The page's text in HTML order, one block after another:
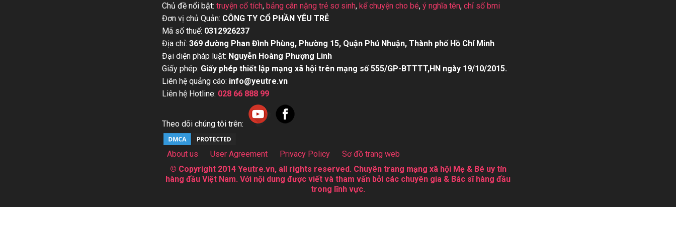
Chủ đề nổi bật: truyện cổ tích, bảng cân nặng trẻ sơ sinh, kể chuyện cho bé, ý nghĩa tên, chỉ số bmi
Đơn vị chủ Quản: CÔNG TY CỔ PHẦN YÊU TRẺ
Mã số thuế: 0312926237
Địa chỉ: 369 đường Phan Đình Phùng, Phường 15, Quận Phú Nhuận, Thành phố Hồ Chí Minh
Đại diện pháp luật: Nguyễn Hoàng Phượng Linh
Giấy phép: Giấy phép thiết lập mạng xã hội trên mạng số 555/GP-BTTTT,HN ngày 19/10/2015.
Liên hệ quảng cáo: info@yeutre.vn
Liên hệ Hotline: 028 66 888 99
Theo dõi chúng tôi trên:
About us User Agreement Privacy Policy
Sơ đồ trang web
© Copyright 2014 Yeutre.vn, all rights reserved. Chuyên trang mạng xã hội Mẹ & Bé uy tín
hàng đầu Việt Nam. Với nội dung được viết và tham vấn bởi các chuyên gia & Bác sĩ hàng đầu
trong lĩnh vực.